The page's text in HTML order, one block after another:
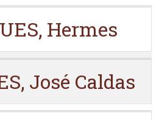
Hermes
José Caldas